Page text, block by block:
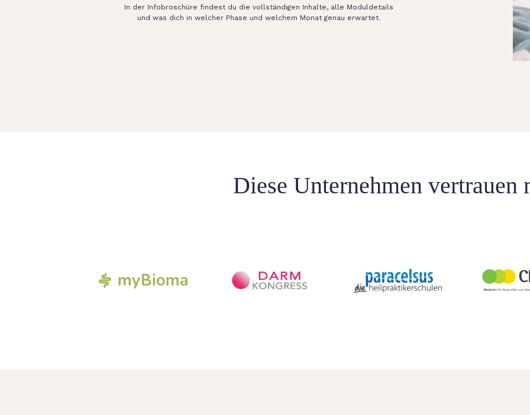
In der Infobroschüre findest du die vollständigen Inhalte, alle Moduldetails
und was dich in welcher Phase und welchem Monat genau erwartet.
Diese Unternehmen vertrauen